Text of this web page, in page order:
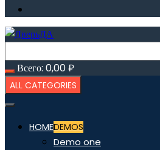
Всего: 0,00₽
ALL CATEGORIES
HOMEDEMOS
Demo one